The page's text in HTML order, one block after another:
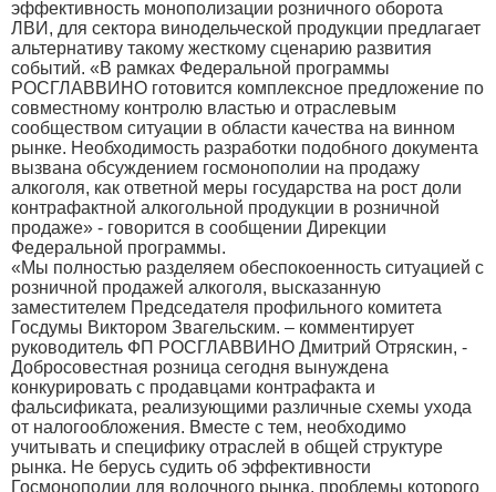
эффективность монополизации розничного оборота
ЛВИ, для сектора винодельческой продукции предлагает
альтернативу такому жесткому сценарию развития
событий. «В рамках Федеральной программы
РОСГЛАВВИНО готовится комплексное предложение по
совместному контролю властью и отраслевым
сообществом ситуации в области качества на винном
рынке. Необходимость разработки подобного документа
вызвана обсуждением госмонополии на продажу
алкоголя, как ответной меры государства на рост доли
контрафактной алкогольной продукции в розничной
продаже» - говорится в сообщении Дирекции
Федеральной программы.
«Мы полностью разделяем обеспокоенность ситуацией с
розничной продажей алкоголя, высказанную
заместителем Председателя профильного комитета
Госдумы Виктором Звагельским. – комментирует
руководитель ФП РОСГЛАВВИНО Дмитрий Отряскин, -
Добросовестная розница сегодня вынуждена
конкурировать с продавцами контрафакта и
фальсификата, реализующими различные схемы ухода
от налогообложения. Вместе с тем, необходимо
учитывать и специфику отраслей в общей структуре
рынка. Не берусь судить об эффективности
Госмонополии для водочного рынка, проблемы которого